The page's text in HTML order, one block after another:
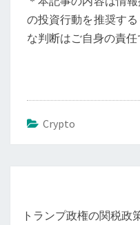
の投資行動を推奨す
な判断はご自身の責任
Crypto
トランプ政権の関税政